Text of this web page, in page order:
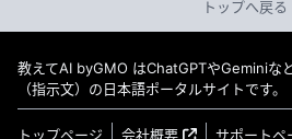
トップへ戻る
教えてAI byGMO はChatGPTやGeminiな
（指示文）の日本語ポータルサイトです。
トップページ 会社概要 サポートペ